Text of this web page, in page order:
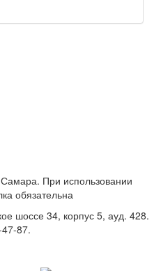
При использовании
обязательна
шоссе 34, корпус 5, ауд. 428.
87.